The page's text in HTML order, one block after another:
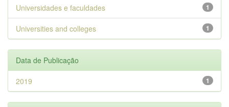
1
Universidades e faculdades
1
Universities and colleges
Data de Publicação
1
2019